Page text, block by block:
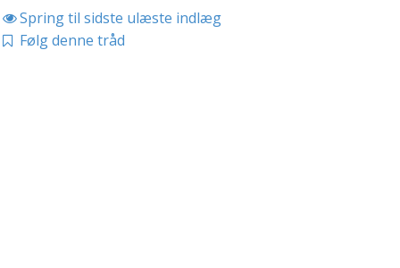
Spring til sidste ulæste indlæg
Følg denne tråd